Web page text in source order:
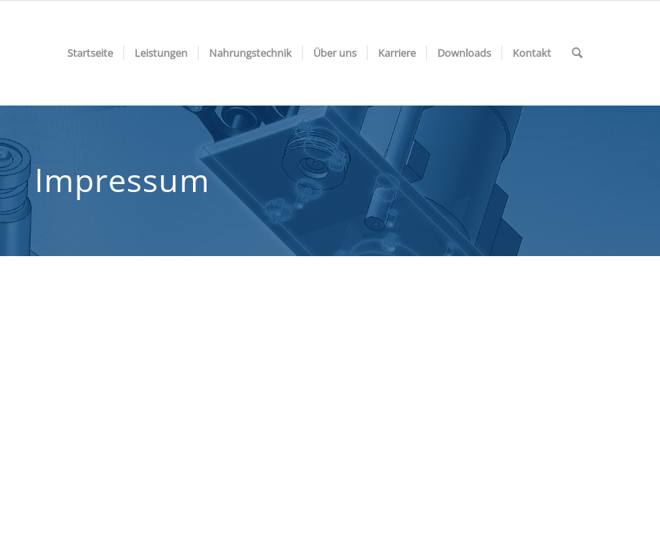
Startseite Leistungen Nahrungstechnik Über uns Karriere Downloads Kontakt
Impressum